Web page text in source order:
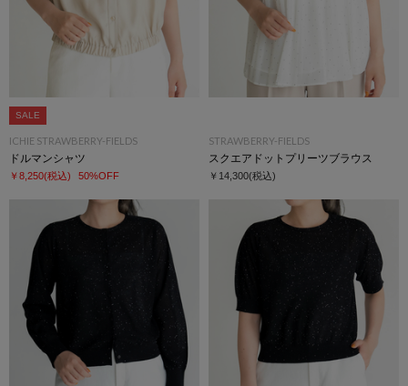
SALE
ICHIE STRAWBERRY-FIELDS
ドルマンシャツ
￥8,250(税込) 50%OFF
STRAWBERRY-FIELDS
スクエアドットプリーツブラウス
￥14,300(税込)